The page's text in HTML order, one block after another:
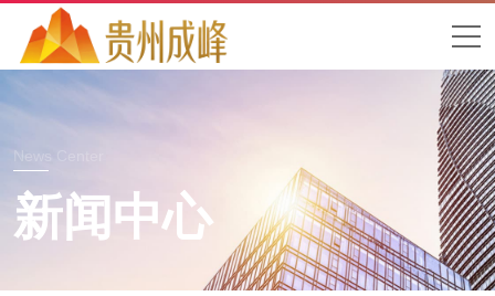
News Center
新闻中心